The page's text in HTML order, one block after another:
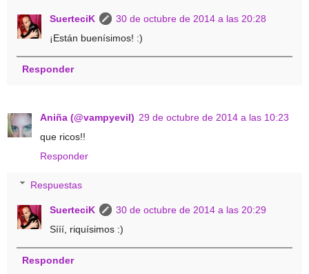
SuerteciK
30 de octubre de 2014 a las 20:28
¡Están buenísimos! :)
Responder
Aniña (@vampyevil) 29 de octubre de 2014 a las 10:23
que ricos!!
Responder
Respuestas
SuerteciK
30 de octubre de 2014 a las 20:29
Sííí, riquísimos :)
Responder